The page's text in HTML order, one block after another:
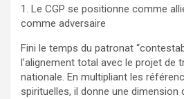
1. Le CGP se positionne comme
comme adversaire
Fini le temps du patronat
l’alignement total avec le projet de
nationale. En multipliant les
spirituelles, il donne une dimension